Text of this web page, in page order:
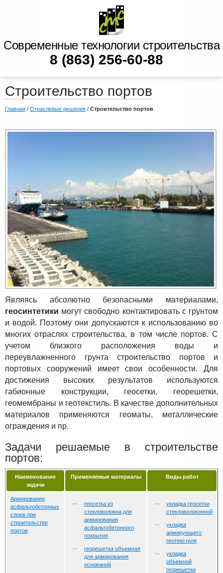
Современные технологии строительства
8 (863) 256-60-88
Строительство портов
Главная / Отраслевые решения / Строительство портов
Являясь абсолютно безопасными материалами,
геосинтетики могут свободно контактировать с грунтом
и водой. Поэтому они допускаются к использованию во
многих отраслях строительства, в том числе портов. С
учетом близкого расположения воды и
переувлажненного грунта строительство портов и
портовых сооружений имеет свои особенности. Для
достижения высоких результатов используются
габионные конструкции, геосетки, георешетки,
геомембраны и геотекстиль. В качестве дополнительных
материалов применяются геоматы, металлические
ограждения и пр.
Задачи решаемые в строительстве
портов:
Наименование
задачи
Применяемые материалы Виды работ
Армирование
асфальтобетонных
слоев при
строительстве
портов
геосетка из
стекловолокна для
армирования
асфальтобетонного
покрытия
георешетка объемная
для армирования
оснований
укладка геосетки
стекловолоконной
укладка
армирующего
геотекстиля
укладка
объемной
георешетки